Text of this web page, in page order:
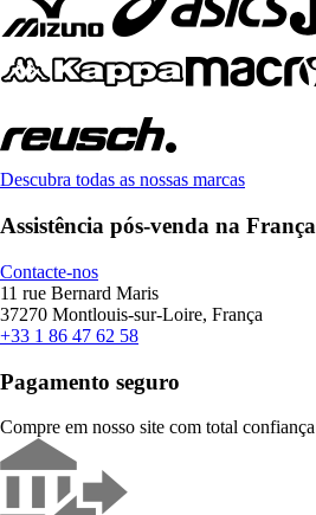
Descubra todas as nossas marcas
Assistência pós-venda na França
Contacte-nos
11 rue Bernard Maris
37270 Montlouis-sur-Loire, França
+33 1 86 47 62 58
Pagamento seguro
Compre em nosso site com total confiança